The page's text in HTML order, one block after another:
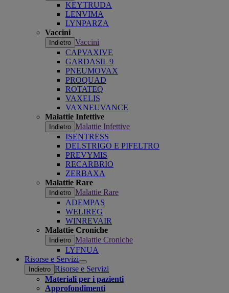
KEYTRUDA
LENVIMA
LYNPARZA
Vaccini
Indietro Vaccini
CAPVAXIVE
GARDASIL 9
PNEUMOVAX
PROQUAD
ROTATEQ
VAXELIS
VAXNEUVANCE
Malattie Infettive
Indietro Malattie Infettive
ISENTRESS
DELSTRIGO E PIFELTRO
PREVYMIS
RECARBRIO
ZERBAXA
Malattie Rare
Indietro Malattie Rare
ADEMPAS
WELIREG
WINREVAIR
Malattie Croniche
Indietro Malattie Croniche
LYFNUA
Risorse e Servizi
Open
submenu
Indietro Risorse e Servizi
Materiali per i pazienti
Approfondimenti